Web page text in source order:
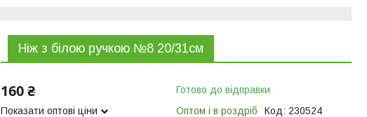
Ніж з білою ручкою №8 20/31см
160 ₴
Показати оптові ціни
Готово до відправки
Оптом і в роздріб
Код: 230524